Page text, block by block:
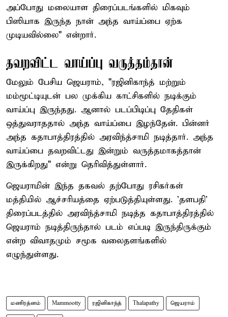
அப்போது மலையாள திரைப்படங்களில் மிகவும்
பிஸியாக இருந்த நான் அந்த வாய்ப்பை ஏற்க
முடியவில்லை" என்றார்.
தவறவிட்ட வாய்ப்பு வருத்தம்தான்
மேலும் பேசிய ஜெயராம், "ரஜினிகாந்த் மற்றும்
மம்மூட்டியுடன் பல முக்கிய காட்சிகளில் நடிக்கும்
வாய்ப்பு இருந்தது. ஆனால் படப்பிடிப்பு தேதிகள்
ஒத்துவராததால் அந்த வாய்ப்பை இழந்தேன். பின்னர்
அந்த கதாபாத்திரத்தில் அரவிந்த்சாமி நடித்தார். அந்த
வாய்ப்பை தவறவிட்டது இன்றும் வருத்தமாகத்தான்
இருக்கிறது" என்று தெரிவித்துள்ளார்.
ஜெயராமின் இந்த தகவல் தற்போது ரசிகர்கள்
மத்தியில் ஆச்சரியத்தை ஏற்படுத்தியுள்ளது. 'தளபதி'
திரைப்படத்தில் அரவிந்த்சாமி நடித்த கதாபாத்திரத்தில்
ஜெயராம் நடித்திருந்தால் படம் எப்படி இருந்திருக்கும்
என்ற விவாதமும் சமூக வலைதளங்களில்
எழுந்துள்ளது.
மணிரத்னம் Mammootty ரஜினிகாந்த் Thalapathy ஜெயராம்